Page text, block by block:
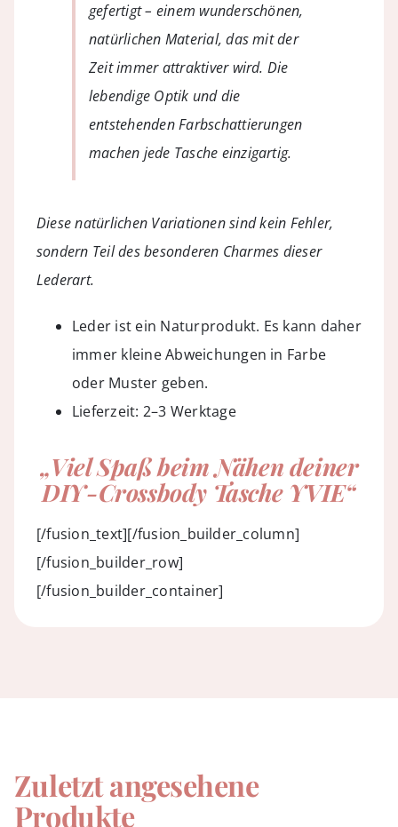
gefertigt – einem wunderschönen,
natürlichen Material, das mit der
Zeit immer attraktiver wird. Die
lebendige Optik und die
entstehenden Farbschattierungen
machen jede Tasche einzigartig.
Diese natürlichen Variationen sind kein Fehler,
sondern Teil des besonderen Charmes dieser
Lederart.
Leder ist ein Naturprodukt. Es kann daher
immer kleine Abweichungen in Farbe
oder Muster geben.
Lieferzeit: 2–3 Werktage
„Viel Spaß beim Nähen deiner
DIY-Crossbody Tasche YVIE“
[/fusion_text][/fusion_builder_column]
[/fusion_builder_row]
[/fusion_builder_container]
Zuletzt angesehene
Produkte